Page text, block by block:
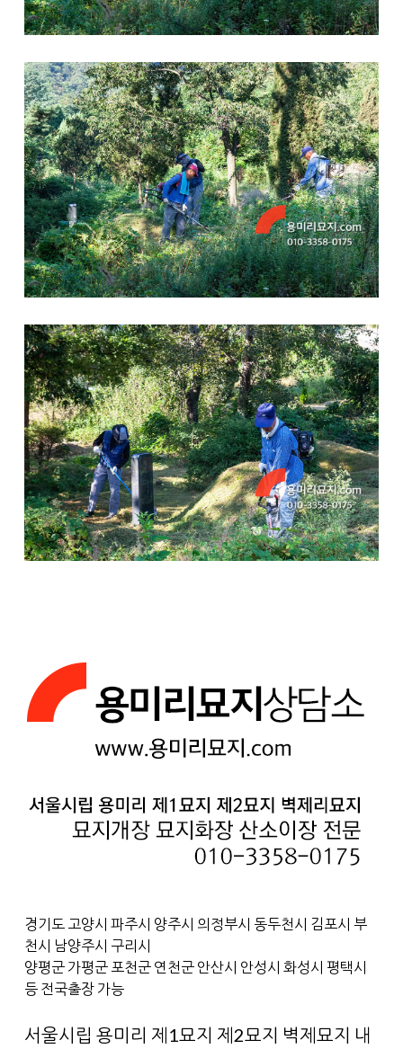
경기도 고양시 파주시 양주시 의정부시 동두천시 김포시 부
천시 남양주시 구리시
양평군 가평군 포천군 연천군 안산시 안성시 화성시 평택시
등 전국출장 가능
서울시립 용미리 제1묘지 제2묘지 벽제묘지 내